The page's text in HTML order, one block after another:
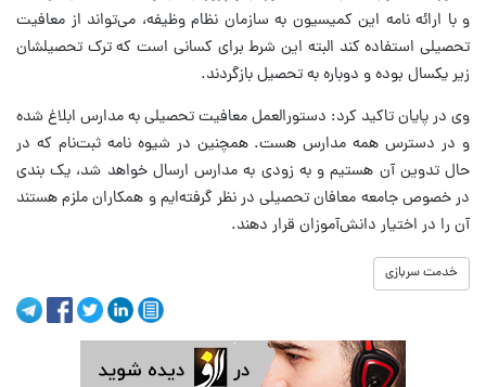
و با ارائه نامه این کمیسیون به سازمان نظام وظیفه، می‌تواند از معافیت
تحصیلی استفاده کند البته این شرط برای کسانی است که ترک تحصیلشان
زیر یکسال بوده و دوباره به تحصیل بازگردند.
وی در پایان تاکید کرد: دستورالعمل معافیت تحصیلی به مدارس ابلاغ شده
و در دسترس همه مدارس هست. همچنین در شیوه نامه ثبت‌نام که در
حال تدوین آن هستیم و به زودی به مدارس ارسال خواهد شد، یک بندی
در خصوص جامعه معافان تحصیلی در نظر گرفته‌ایم و همکاران ملزم هستند
آن را در اختیار دانش‌آموزان قرار دهند.
خدمت سربازی